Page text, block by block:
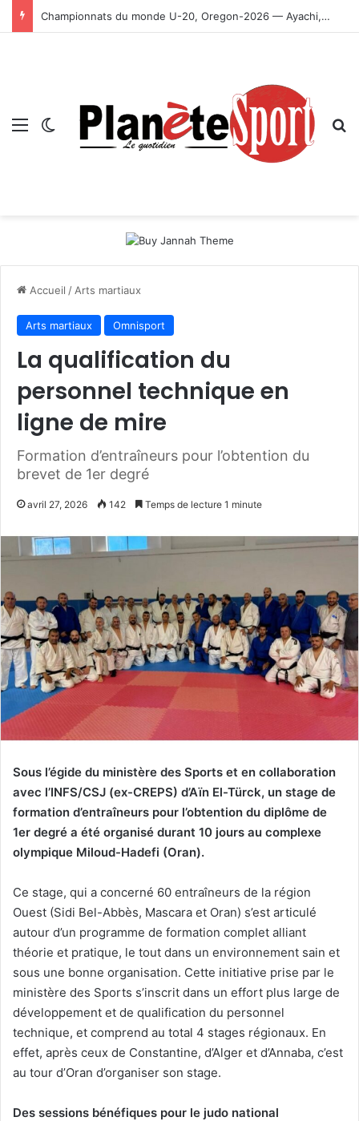
Championnats du monde U-20, Oregon-2026 — Ayachi, Dissa, Touahria et Ghezali en finale
Menu Switch skin
Accueil / Arts martiaux
Arts martiaux Omnisport
La qualification du
personnel technique en
ligne de mire
Formation d’entraîneurs pour l’obtention du
brevet de 1er degré
avril 27, 2026 142 Temps de lecture 1 minute
Sous l’égide du ministère des Sports et en collaboration
avec l’INFS/CSJ (ex-CREPS) d’Aïn El-Türck, un stage de
formation d’entraîneurs pour l’obtention du diplôme de
1er degré a été organisé durant 10 jours au complexe
olympique Miloud-Hadefi (Oran).
Ce stage, qui a concerné 60 entraîneurs de la région
Ouest (Sidi Bel-Abbès, Mascara et Oran) s’est articulé
autour d’un programme de formation complet alliant
théorie et pratique, le tout dans un environnement sain et
sous une bonne organisation. Cette initiative prise par le
ministère des Sports s’inscrit dans un effort plus large de
développement et de qualification du personnel
technique, et comprend au total 4 stages régionaux. En
effet, après ceux de Constantine, d’Alger et d’Annaba, c’est
au tour d’Oran d’organiser son stage.
Des sessions bénéfiques pour le judo national